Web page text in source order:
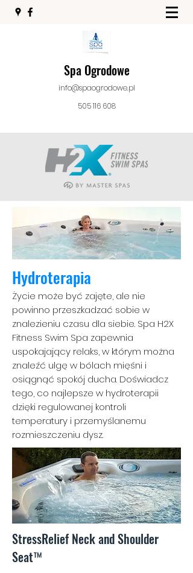
Spa Ogrodowe
info@spaogrodowe.pl
505 116 608
Hydroterapia
Życie może być zajęte, ale nie
powinno przeszkadzać sobie w
znalezieniu czasu dla siebie. Spa H2X
Fitness Swim Spa zapewnia
uspokajający relaks, w którym można
znaleźć ulgę w bólach mięśni i
osiągnąć spokój ducha. Doświadcz
tego, co najlepsze w hydroterapii
dzięki regulowanej kontroli
temperatury i przemyślanemu
rozmieszczeniu dysz.
StressRelief Neck and Shoulder
Seat™